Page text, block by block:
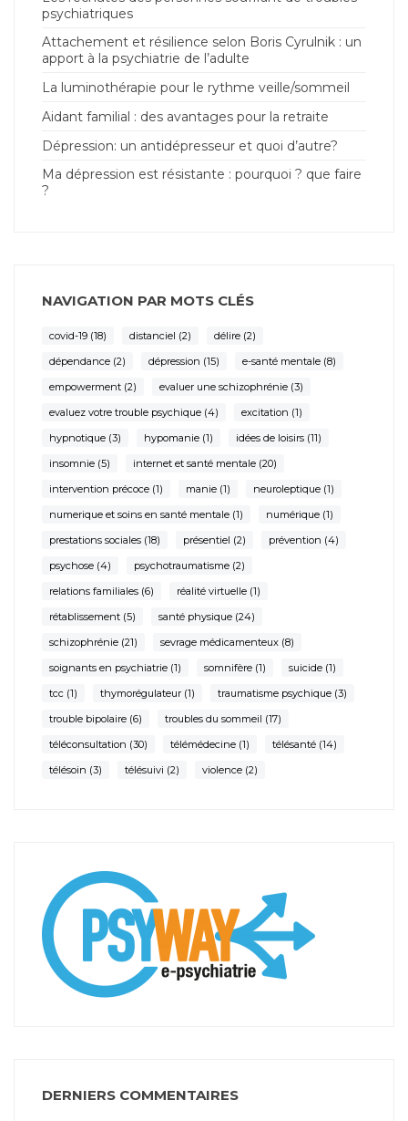
psychiatriques
Attachement et résilience selon Boris Cyrulnik : un
apport à la psychiatrie de l’adulte
La luminothérapie pour le rythme veille/sommeil
Aidant familial : des avantages pour la retraite
Dépression: un antidépresseur et quoi d’autre?
Ma dépression est résistante : pourquoi ? que faire
?
NAVIGATION PAR MOTS CLÉS
covid-19 (18) distanciel (2) délire (2)
dépendance (2) dépression (15) e-santé mentale (8)
empowerment (2) evaluer une schizophrénie (3)
evaluez votre trouble psychique (4) excitation (1)
hypnotique (3) hypomanie (1) idées de loisirs (11)
insomnie (5) internet et santé mentale (20)
intervention précoce (1) manie (1) neuroleptique (1)
numerique et soins en santé mentale (1) numérique (1)
prestations sociales (18) présentiel (2) prévention (4)
psychose (4) psychotraumatisme (2)
relations familiales (6) réalité virtuelle (1)
rétablissement (5) santé physique (24)
schizophrénie (21) sevrage médicamenteux (8)
soignants en psychiatrie (1) somnifère (1) suicide (1)
tcc (1) thymorégulateur (1) traumatisme psychique (3)
trouble bipolaire (6) troubles du sommeil (17)
téléconsultation (30) télémédecine (1) télésanté (14)
télésoin (3) télésuivi (2) violence (2)
DERNIERS COMMENTAIRES